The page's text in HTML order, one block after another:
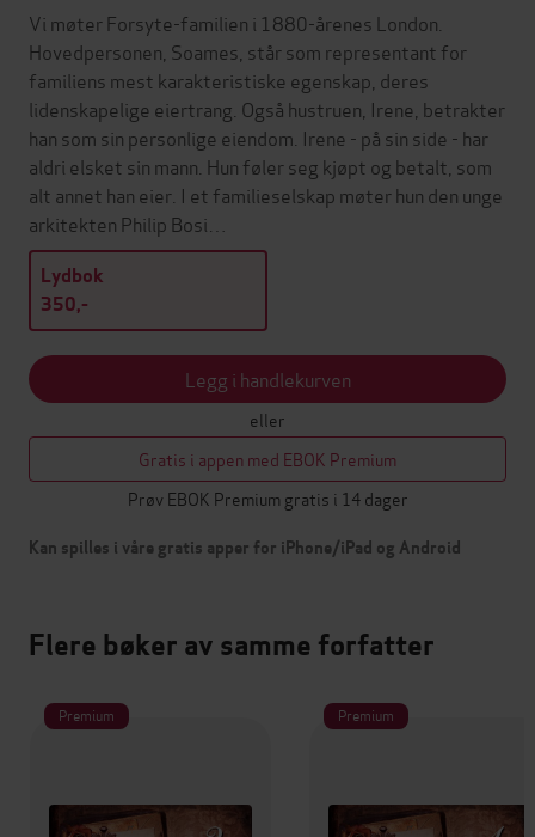
Vi møter Forsyte-familien i 1880-årenes London.
Hovedpersonen, Soames, står som representant for
familiens mest karakteristiske egenskap, deres
lidenskapelige eiertrang. Også hustruen, Irene, betrakter
han som sin personlige eiendom. Irene - på sin side - har
aldri elsket sin mann. Hun føler seg kjøpt og betalt, som
alt annet han eier. I et familieselskap møter hun den unge
arkitekten Philip Bosi…
Lydbok
350,-
Legg i handlekurven
eller
Gratis i appen med EBOK Premium
Prøv EBOK Premium gratis i 14 dager
Kan spilles i våre gratis apper for iPhone/iPad og Android
Flere bøker av samme forfatter
Premium Premium